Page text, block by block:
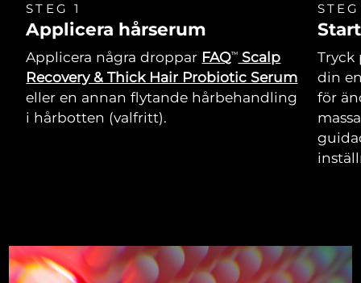
STEG 1
Applicera hårserum
Applicera några droppar FAQTM
Scalp
Recovery & Thick Hair Probiotic Serum
eller en annan flytande hårbehandling
i hårbotten (valfritt).
Tryck
din
för